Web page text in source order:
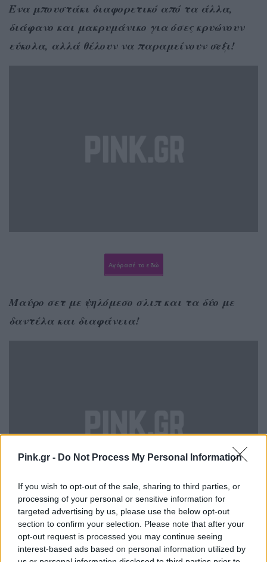
Pink.gr - Do Not Process My Personal Information
If you wish to opt-out of the sale, sharing to third parties, or
processing of your personal or sensitive information for
targeted advertising by us, please use the below opt-out
section to confirm your selection. Please note that after your
opt-out request is processed you may continue seeing
interest-based ads based on personal information utilized by
Ένα μπουστάκι διαφορετικό από τα άλλα,
διάφανο και μακρυμάνικο για όσες κρυώνουν
εύκολα, αλλά θέλουν να παραμείνουν σeξι!
Αγόρασέ το εδώ
Μαύρο σετ με ψηλόμεσο σλιπ και τα δύο με
δαντέλα και διαφάνεια!
Αγόρασέ το εδώ